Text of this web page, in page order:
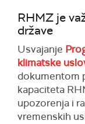
RHMZ je
države
Usvajanje
klimatske
dokumentom
kapaciteta
upozorenja i
vremenskih